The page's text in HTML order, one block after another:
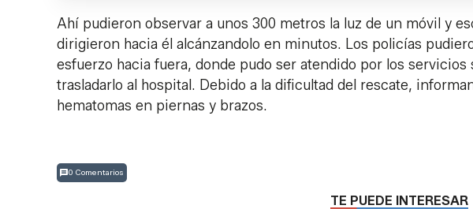
Ahí pudieron observar a unos 300 metros la luz de un móvil y
dirigieron hacia él alcánzandolo en minutos. Los policías
esfuerzo hacia fuera, donde pudo ser atendido por los
trasladarlo al hospital. Debido a la dificultad del rescate,
hematomas en piernas y brazos.
0 Comentarios
TE PUEDE INTERESAR